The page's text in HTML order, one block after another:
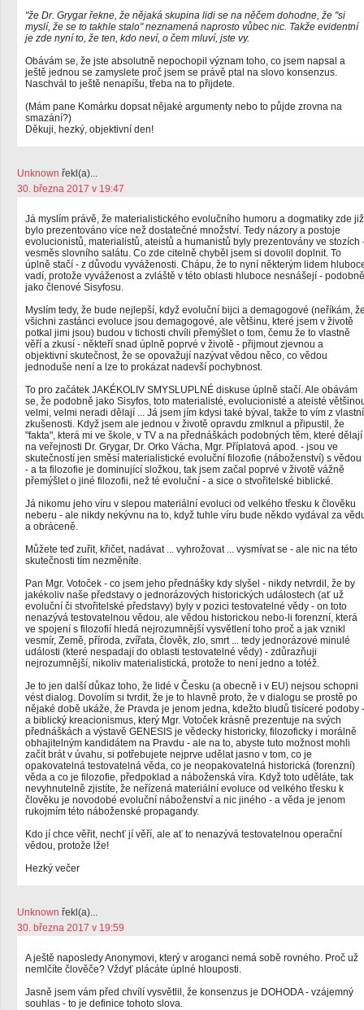
"že Dr. Grygar řekne, že nějaká skupina lidi se na něčem dohodne, že "si
myslí, že se to takhle stalo" neznamená naprosto vůbec nic. Takže evidentní
je zde nyní to, že ten, kdo neví, o čem mluví, jste vy.
Obávám se, že jste absolutně nepochopil význam toho, co jsem napsal a
ještě jednou se zamyslete proč jsem se právě ptal na slovo konsenzus.
Naschvál to ještě nenapíšu, třeba na to přijdete.
(Mám pane Komárku dopsat nějaké argumenty nebo to půjde zrovna na
smazání?)
Děkuji, hezký, objektivní den!
Unknown řekl(a)...
30. března 2017 v 19:47
Já myslím právě, že materialistického evolučního humoru a dogmatiky zde již
bylo prezentováno více než dostatečné množství. Tedy názory a postoje
evolucionistů, materialistů, ateistů a humanistů byly prezentovány ve stozích
vesměs slovního salátu. Co zde citelně chyběl jsem si dovolil doplnit. To
úplně stačí - z důvodu vyváženosti. Chápu, že to nyní některým lidem
vadí, protože vyváženost a zvláště v této oblasti hluboce nesnášejí - podobně
jako členové Sisyfosu.
Myslím tedy, že bude nejlepší, když evoluční bijci a demagogové (neříkám,
všichni zastánci evoluce jsou demagogové, ale většinu, které jsem v životě
potkal jimi jsou) budou v tichosti chvíli přemýšlet o tom, čemu že to vlastně
věří a zkusí - někteří snad úplně poprvé v životě - přijmout zjevnou a
objektivní skutečnost, že se opovažují nazývat vědou něco, co vědou
jednoduše není a lze to prokázat nadevší pochybnost.
To pro začátek JAKÉKOLIV SMYSLUPLNÉ diskuse úplně stačí. Ale obávám
se, že podobně jako Sisyfos, toto materialisté, evolucionisté a ateisté
velmi, velmi neradi dělají ... Já jsem jím kdysi také býval, takže to vím z vlastní
zkušenosti. Když jsem ale jednou v životě opravdu zmlknul a připustil, že
"fakta", která mi ve škole, v TV a na přednáškách podobných těm, které dělají
na veřejnosti Dr. Grygar, Dr. Orko Vácha, Mgr. Příplatová apod. - jsou ve
skutečností jen směsí materialistické evoluční filozofie (náboženství) s vědou
- a ta filozofie je dominující složkou, tak jsem začal poprvé v životě vážně
přemýšlet o jiné filozofii, než té evoluční - a sice o stvořitelské biblické.
Já nikomu jeho víru v slepou materiální evoluci od velkého třesku k člověku
neberu - ale nikdy nekývnu na to, když tuhle víru bude někdo vydával za
a obráceně.
Můžete teď zuřit, křičet, nadávat ... vyhrožovat ... vysmívat se - ale nic na této
skutečnosti tím nezměníte.
Pan Mgr. Votoček - co jsem jeho přednášky kdy slyšel - nikdy netvrdil, že by
jakékoliv naše představy o jednorázových historických událostech (ať už
evoluční či stvořitelské představy) byly v pozici testovatelné vědy - on toto
nenazývá testovatelnou vědou, ale vědou historickou nebo-li forenzní, která
ve spojení s filozofií hledá nejrozumnější vysvětlení toho proč a jak vznikl
vesmír, Země, příroda, zvířata, člověk, zlo, smrt ... tedy jednorázové minulé
události (které nespadají do oblasti testovatelné vědy) - zdůrazňuji
nejrozumnější, nikoliv materialistická, protože to není jedno a totéž.
Je to jen další důkaz toho, že lidé v Česku (a obecně i v EU) nejsou schopni
vést dialog. Dovolím si tvrdit, že je to hlavně proto, že v dialogu se prostě po
nějaké době ukáže, že Pravda je jenom jedna, kdežto bludů tisíceré podoby -
a biblický kreacionismus, který Mgr. Votoček krásně prezentuje na svých
přednáškách a výstavě GENESIS je vědecky historicky, filozoficky i morálně
obhajitelným kandidátem na Pravdu - ale na to, abyste tuto možnost mohli
začít brát v úvahu, si potřebujete nejprve udělat jasno v tom, co je
opakovatelná testovatelná věda, co je neopakovatelná historická (forenzní)
věda a co je filozofie, předpoklad a náboženská víra. Když toto uděláte, tak
nevyhnutelně zjistíte, že neřízená materiální evoluce od velkého třesku k
člověku je novodobé evoluční náboženství a nic jiného - a věda je jenom
rukojmím této náboženské propagandy.
Kdo jí chce věřit, nechť jí věří, ale ať to nenazývá testovatelnou operační
vědou, protože lže!
Hezký večer
Unknown řekl(a)...
30. března 2017 v 19:59
A ještě naposledy Anonymovi, který v aroganci nemá sobě rovného. Proč už
nemlčíte člověče? Vždyť plácáte úplné hlouposti.
Jasně jsem vám před chvílí vysvětlil, že konsenzus je DOHODA - vzájemný
souhlas - to je definice tohoto slova.